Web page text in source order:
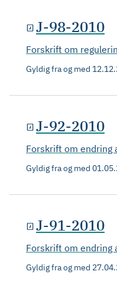
J-98-2010
Forskrift om
Gyldig fra og med
J-92-2010
Forskrift om
Gyldig fra og med
J-91-2010
Forskrift om
Gyldig fra og med